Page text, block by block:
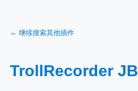
← 继续搜索其他插件
TrollRecorder JB